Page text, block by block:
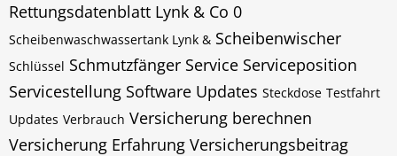
Rettungsdatenblatt Lynk & Co 0
Scheibenwaschwassertank Lynk & Scheibenwischer
Schlüssel Schmutzfänger Service Serviceposition
Servicestellung Software Updates Steckdose Testfahrt
Updates Verbrauch Versicherung berechnen
Versicherung Erfahrung Versicherungsbeitrag